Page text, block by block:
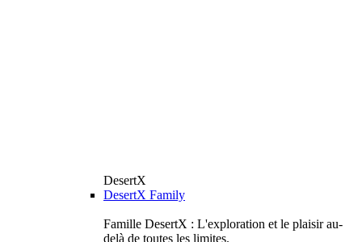
DesertX
DesertX Family
Famille DesertX : L'exploration et le plaisir au-
delà de toutes les limites.